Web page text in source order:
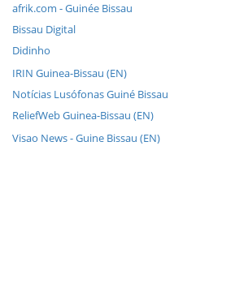
afrik.com - Guinée Bissau
Bissau Digital
Didinho
IRIN Guinea-Bissau (EN)
Notícias Lusófonas Guiné Bissau
ReliefWeb Guinea-Bissau (EN)
Visao News - Guine Bissau (EN)